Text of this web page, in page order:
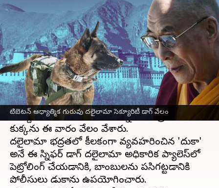
టిబెటన్ ఆధ్యాత్మిక గురువు దలైలామా సెక్యూరిటీ డాగ్ వేలం
దలైలామా సెక్యూరిటీ డాగ్ వేలం- ఎంత
మొత్తానికి దక్కించుకున్నారో
తెలుసా?
వ్రాసిన వారు Stalin Feb 11, 2023 04:30 pm
ఈ వార్తాకథనం ఏంటి
టిబెటన్ ఆధ్యాత్మిక గురువుదలైలామాభద్రత కోసం ఒక
దశాబ్దం పాటు సేవలందించిన స్నిఫర్ లాబ్రడార్
కుక్కను ఈ వారం వేలం వేశారు.
దలైలామా భద్రతలో కీలకంగా వ్యవహరించిన 'దుకా'
అనే ఈ స్నిఫర్ డాగ్ దలైలామా అధికారిక ప్యాలెస్‌లో
పెట్రోలింగ్ చేయడానికి, బాంబులను పసిగట్టడానికి
పోలీసులు డుకాను ఉపయోగించారు.